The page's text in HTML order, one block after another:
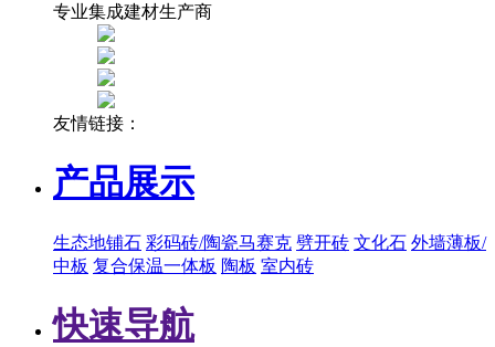
专业集成建材生产商
友情链接：
产品展示
生态地铺石 彩码砖/陶瓷马赛克 劈开砖 文化石 外墙薄板/
中板 复合保温一体板 陶板 室内砖
快速导航